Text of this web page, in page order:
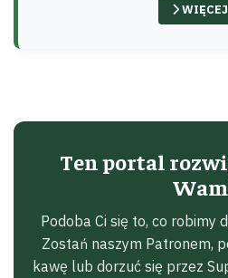
Ten portal
Podoba Ci się to, co robimy
Zostań naszym Patronem,
kawę lub dorzuć się przez